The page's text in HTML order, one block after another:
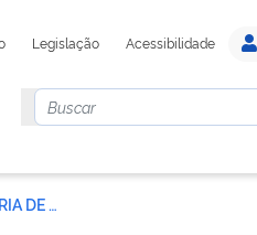
Legislação Acessibilidade
60ª REUNIÃO EXTRAORDINÁRIA DE DIRETORIA